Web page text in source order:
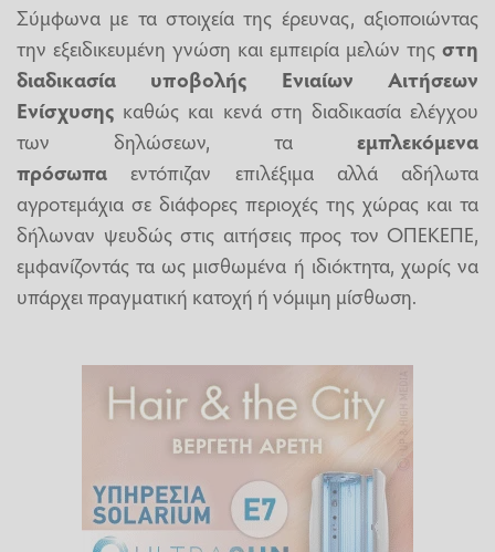
Σύμφωνα με τα στοιχεία της έρευνας, αξιοποιώντας
την εξειδικευμένη γνώση και εμπειρία μελών της στη
διαδικασία υποβολής Ενιαίων Αιτήσεων
Ενίσχυσης καθώς και κενά στη διαδικασία ελέγχου
των δηλώσεων, τα εμπλεκόμενα
πρόσωπα εντόπιζαν επιλέξιμα αλλά αδήλωτα
αγροτεμάχια σε διάφορες περιοχές της χώρας και τα
δήλωναν ψευδώς στις αιτήσεις προς τον ΟΠΕΚΕΠΕ,
εμφανίζοντάς τα ως μισθωμένα ή ιδιόκτητα, χωρίς να
υπάρχει πραγματική κατοχή ή νόμιμη μίσθωση.